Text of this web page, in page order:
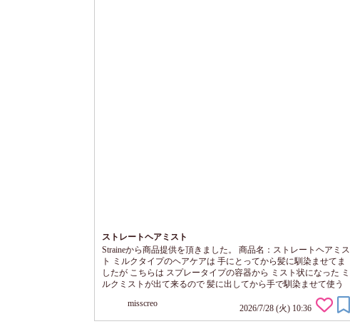
ストレートヘアミスト
Straineから商品提供を頂きました。 商品名：ストレートヘアミス
ト ミルクタイプのヘアケアは 手にとってから髪に馴染ませてま
したが こちらは スプレータイプの容器から ミスト状になった ミ
ルクミストが出て来るので 髪に出してから手で馴染ませて使う
みたいです。 使って感じたのですが 出口穴が詰まりやすいので
使用後 そのままの状態でおかずに 拭き取っておくと 詰まること
なく 次回も 即使えます。 甘酸っぱい香りも楽しめます。
misscreo 2026/7/28 (火) 10:36